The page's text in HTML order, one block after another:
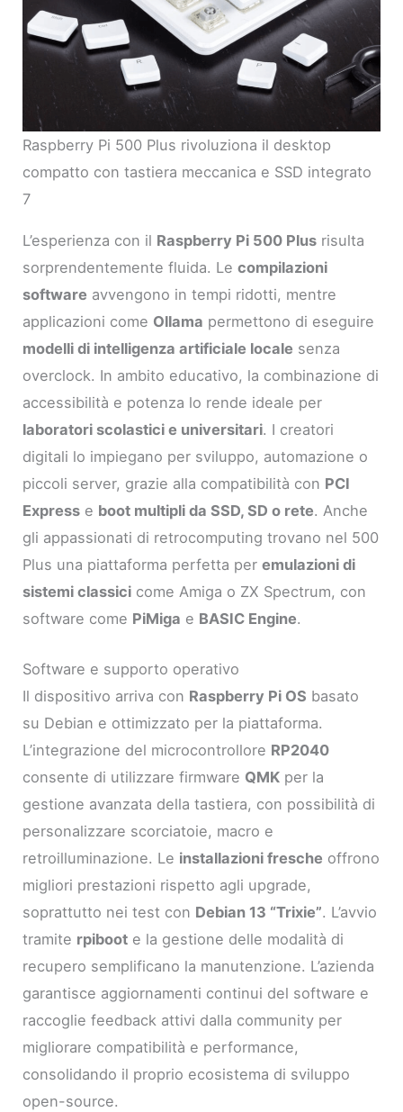
Raspberry Pi 500 Plus rivoluziona il desktop
compatto con tastiera meccanica e SSD integrato
7
L’esperienza con il Raspberry Pi 500 Plus risulta
sorprendentemente fluida. Lecompilazioni
software avvengono in tempi ridotti, mentre
applicazioni come Ollama permettono di eseguire
modelli di intelligenza artificiale locale senza
overclock. In ambito educativo, la combinazione di
accessibilità e potenza lo rende ideale per
laboratori scolastici e universitari. I creatori
digitali lo impiegano per sviluppo, automazione o
piccoli server, grazie alla compatibilità con PCI
Express e boot multipli da SSD, SD o rete. Anche
gli appassionati di retrocomputing trovano nel 500
Plus una piattaforma perfetta peremulazioni di
sistemi classici come Amiga o ZX Spectrum, con
software come PiMiga e BASIC Engine.
Software e supporto operativo
Il dispositivo arriva con Raspberry Pi OS basato
su Debian e ottimizzato per la piattaforma.
L’integrazione del microcontrollore RP2040
consente di utilizzare firmware QMK per la
gestione avanzata della tastiera, con possibilità di
personalizzare scorciatoie, macro e
retroilluminazione. Le installazioni fresche offrono
migliori prestazioni rispetto agli upgrade,
soprattutto nei test con Debian 13 “Trixie”. L’avvio
tramite rpiboot e la gestione delle modalità di
recupero semplificano la manutenzione. L’azienda
garantisce aggiornamenti continui del software e
raccoglie feedback attivi dalla community per
migliorare compatibilità e performance,
consolidando il proprio ecosistema di sviluppo
open-source.